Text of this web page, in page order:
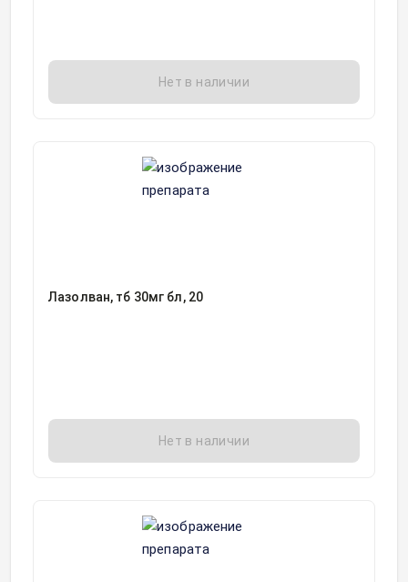
Нет в наличии
Лазолван, тб 30мг бл, 20
Нет в наличии